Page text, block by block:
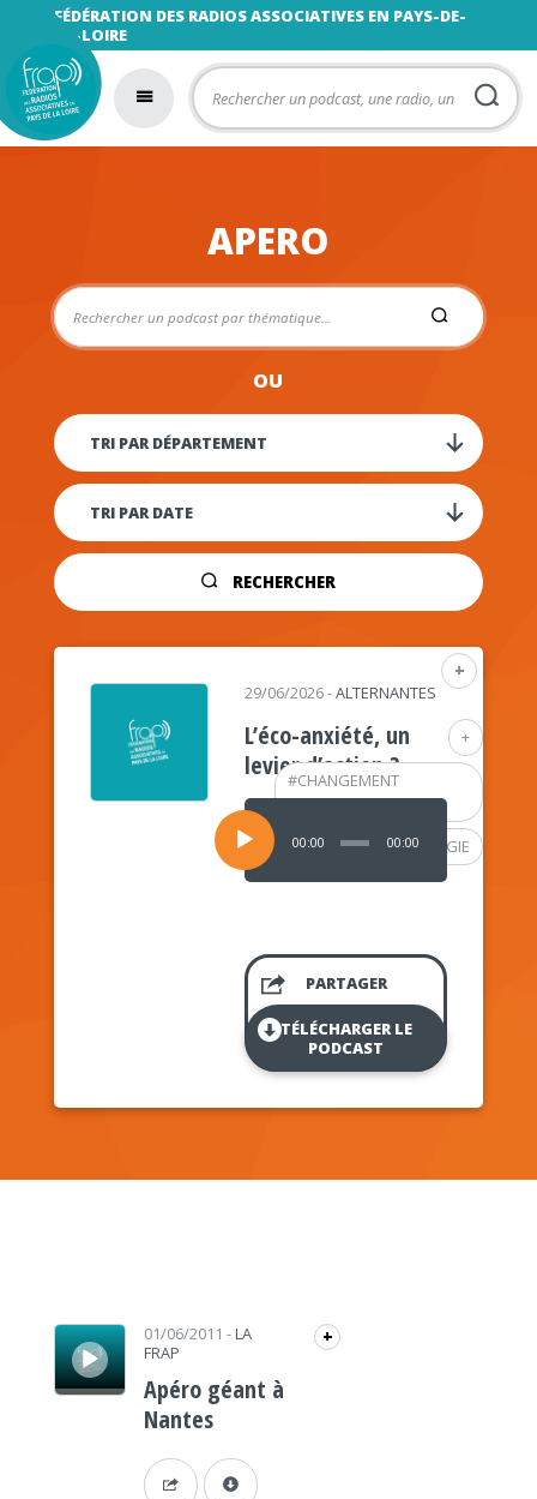
FÉDÉRATION DES RADIOS ASSOCIATIVES EN PAYS-DE-
LA-LOIRE
APERO
OU
RECHERCHER
+
+
#CHANGEMENT
CLIMATIQUE
#PSYCHOLOGIE
29/06/2026-ALTERNANTES
L’éco-anxiété, un
levier d’action ?
Lecteur
audio
00:00 00:00
PARTAGER
TÉLÉCHARGER LE
PODCAST
Lecteur audio 01/06/2011 - LA
FRAP
+
Apéro géant à
Nantes